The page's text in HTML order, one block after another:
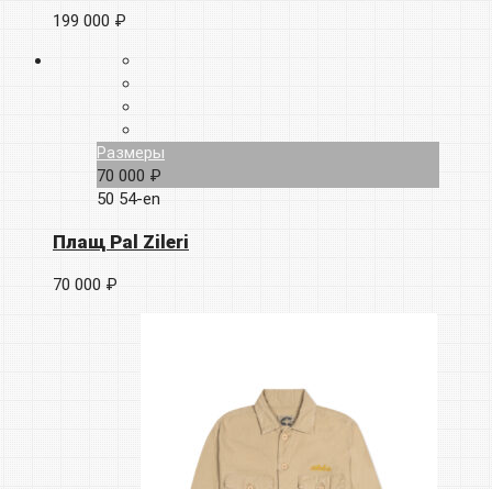
199 000 ₽
Размеры
70 000 ₽
50 54-en
Плащ Pal Zileri
70 000 ₽